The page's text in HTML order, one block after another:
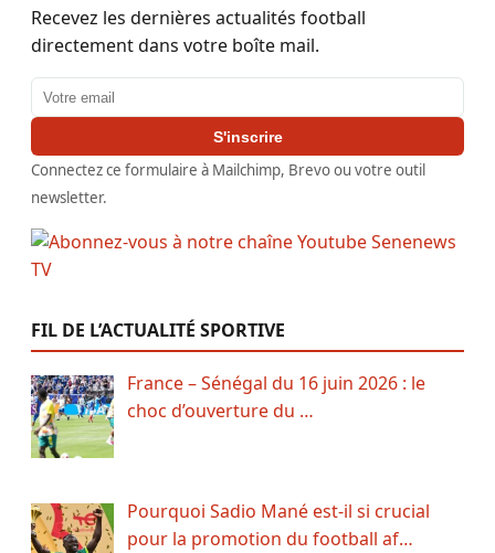
Recevez les dernières actualités football
directement dans votre boîte mail.
Adresse email
S'inscrire
Connectez ce formulaire à Mailchimp, Brevo ou votre outil
newsletter.
FIL DE L’ACTUALITÉ SPORTIVE
France – Sénégal du 16 juin 2026 : le
choc d’ouverture du …
Pourquoi Sadio Mané est-il si crucial
pour la promotion du football af…